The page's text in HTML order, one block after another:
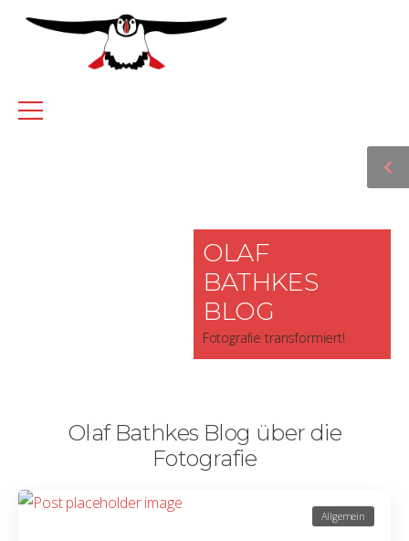
OLAF
BATHKES
BLOG
Fotografie transformiert!
Olaf Bathkes Blog über die
Fotografie
Allgemein